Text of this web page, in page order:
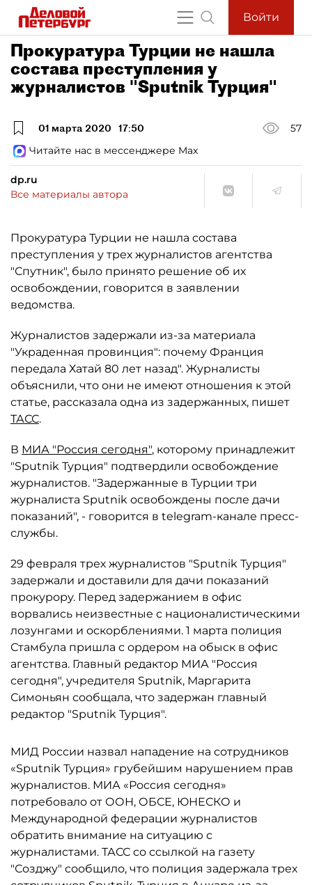
Войти
Прокуратура Турции не нашла
состава преступления у
журналистов "Sputnik Турция"
01 марта 2020 17:50
57
Читайте нас в мессенджере Max
dp.ru
Все материалы автора
Прокуратура Турции не нашла состава
преступления у трех журналистов агентства
"Спутник", было принято решение об их
освобождении, говорится в заявлении
ведомства.
Журналистов задержали из-за материала
"Украденная провинция": почему Франция
передала Хатай 80 лет назад". Журналисты
объяснили, что они не имеют отношения к этой
статье, рассказала одна из задержанных, пишет
ТАСС.
В МИА "Россия сегодня", которому принадлежит
"Sputnik Турция" подтвердили освобождение
журналистов. "Задержанные в Турции три
журналиста Sputnik освобождены после дачи
показаний", - говорится в telegram-канале пресс-
службы.
29 февраля трех журналистов "Sputnik Турция"
задержали и доставили для дачи показаний
прокурору. Перед задержанием в офис
ворвались неизвестные с националистическими
лозунгами и оскорблениями. 1 марта полиция
Стамбула пришла с ордером на обыск в офис
агентства. Главный редактор МИА "Россия
сегодня", учредителя Sputnik, Маргарита
Симоньян сообщала, что задержан главный
редактор "Sputnik Турция".
МИД России назвал нападение на сотрудников
«Sputnik Турция» грубейшим нарушением прав
журналистов. МИА «Россия сегодня»
потребовало от ООН, ОБСЕ, ЮНЕСКО и
Международной федерации журналистов
обратить внимание на ситуацию с
журналистами. ТАСС со ссылкой на газету
"Созджу" сообщило, что полиция задержала трех